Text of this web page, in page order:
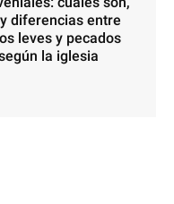
diferencias entre
leves y pecados
la iglesia